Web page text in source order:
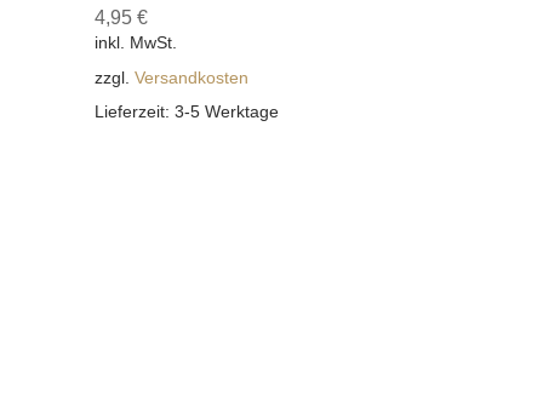
4,95 €
inkl. MwSt.
zzgl. Versandkosten
Lieferzeit: 3-5 Werktage